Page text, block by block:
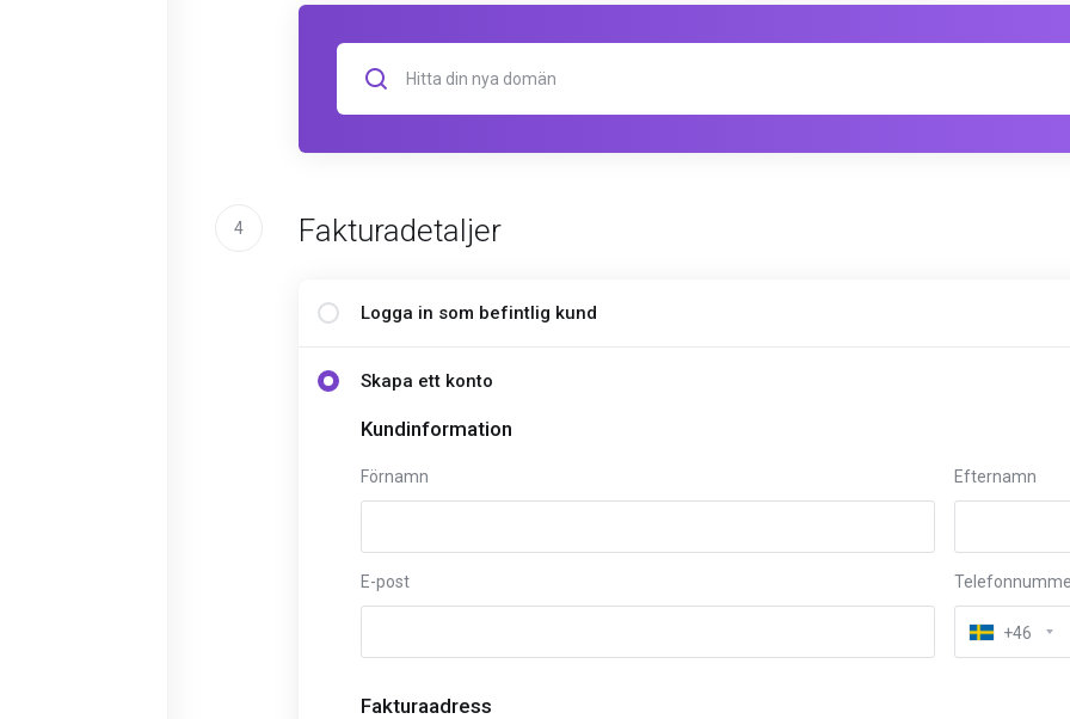
4 Fakturadetaljer
Logga in som befintlig kund
Skapa ett konto
Kundinformation
Förnamn Efternamn
E-post
+46
Fakturaadress